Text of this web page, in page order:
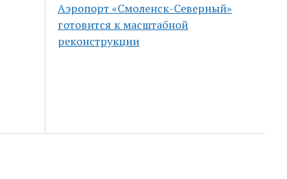
Аэропорт «Смоленск-Северный»
готовится к масштабной
реконструкции